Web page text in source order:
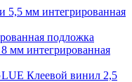
мм интегрированная
подложка
интегрированная
Клеевой винил 2,5